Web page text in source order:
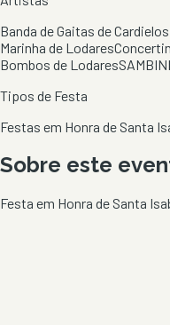
Banda de Gaitas de Cardielos
Marinha de Lodares
Bombos de Lodares
Tipos de Festa
Festas em Honra de Santa
Sobre este
Festa em Honra de Santa